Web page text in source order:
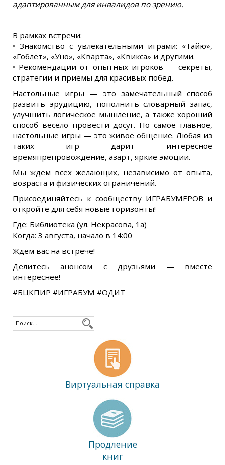
адаптированным для инвалидов по зрению.
В рамках встречи:
• Знакомство с увлекательными играми: «Тайю»,
«Гоблет», «Уно», «Кварта», «Квикса» и другими.
• Рекомендации от опытных игроков — секреты,
стратегии и приемы для красивых побед.
Настольные игры — это замечательный способ
развить эрудицию, пополнить словарный запас,
улучшить логическое мышление, а также хороший
способ весело провести досуг. Но самое главное,
настольные игры — это живое общение. Любая из
таких игр дарит интересное
времяпрепровождение, азарт, яркие эмоции.
Мы ждем всех желающих, независимо от опыта,
возраста и физических ограничений.
Присоединяйтесь к сообществу ИГРАБУМЕРОВ и
откройте для себя новые горизонты!
Где: Библиотека (ул. Некрасова, 1а)
Когда: 3 августа, начало в 14:00
Ждем вас на встрече!
Делитесь анонсом с друзьями — вместе
интереснее!
#БЦКПИР #ИГРАБУМ #ОДИТ
Виртуальная справка
Продление
книг